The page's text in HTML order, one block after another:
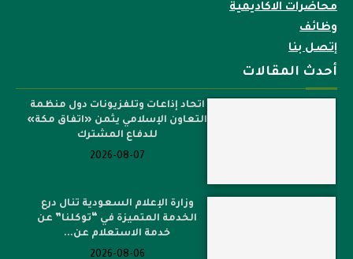
محاضرات الاكاديمية
وظائف
إتصل بنا
أحدث المقالات
اتحاد إذاعات وتلفزيونات دول منظمة
التعاون الإسلامي يثمن «اتفاق مكة»
للدفاع المشترك
2026-08-07
وزارة الإعلام السعودية تنال درع
الخدمة المتميزة في “توكلنا” عن
خدمة الاستعلام عن...
2026-08-06